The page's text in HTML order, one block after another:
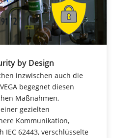
by Design
inzwischen auch die
begegnet diesen
Maßnahmen,
gezielten
Kommunikation,
IEC 62443, verschlüsselte